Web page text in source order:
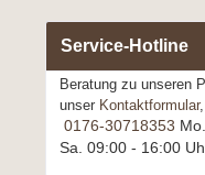
Service-Hotline
Beratung zu unseren
unser Kontaktformular
0176-30718353
Sa. 09:00 - 16:00